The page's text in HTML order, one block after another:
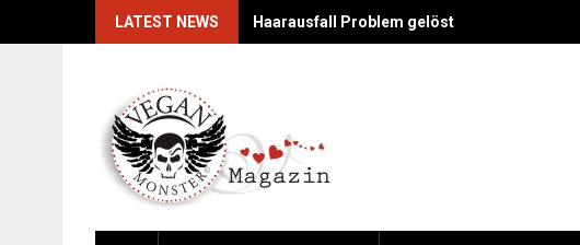
LATEST NEWS Haarausfall Problem gelöst